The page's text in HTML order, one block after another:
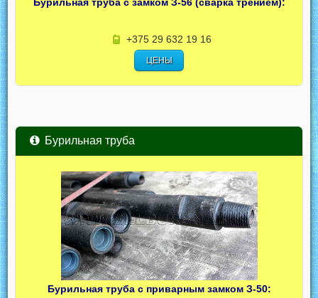
+375 29 632 19 16
ЦЕНЫ
Бурильная труба
Бурильная труба с приварным замком З-50: